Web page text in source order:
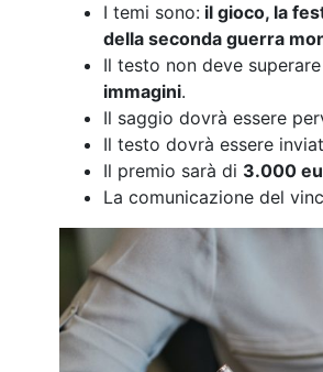
I temi sono: il gioco, la
della seconda guerra
Il testo non deve
immagini.
Il saggio dovrà essere
Il testo dovrà essere
Il premio sarà di 3.000
La comunicazione del